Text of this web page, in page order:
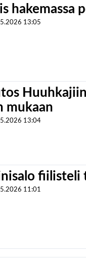
hakemassa
13:05
mukaan
13:04
fiilisteli
11:01